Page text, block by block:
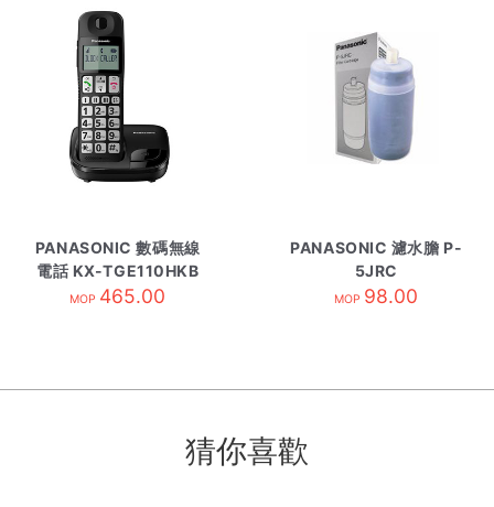
PANASONIC 數碼無線
電話 KX-TGE110HKB
黑
MOP 465.00
PANASONIC 濾水膽 P-
5JRC
MOP 98.00
猜你喜歡